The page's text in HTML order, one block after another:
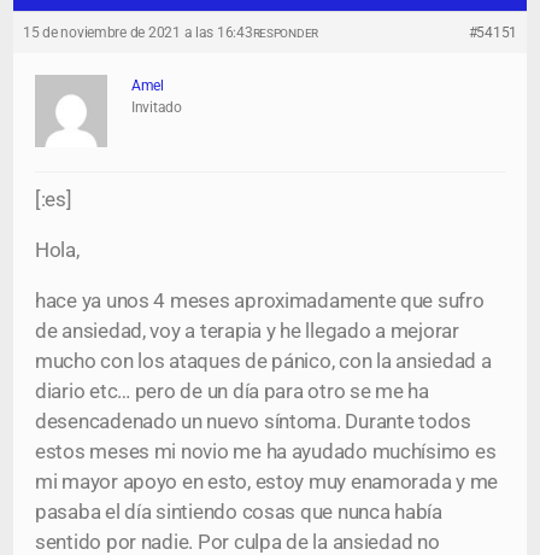
15 de noviembre de 2021 a las 16:43 #54151
RESPONDER
Amel
Invitado
[:es]
Hola,
hace ya unos 4 meses aproximadamente que sufro
de ansiedad, voy a terapia y he llegado a mejorar
mucho con los ataques de pánico, con la ansiedad a
diario etc… pero de un día para otro se me ha
desencadenado un nuevo síntoma. Durante todos
estos meses mi novio me ha ayudado muchísimo es
mi mayor apoyo en esto, estoy muy enamorada y me
pasaba el día sintiendo cosas que nunca había
sentido por nadie. Por culpa de la ansiedad no